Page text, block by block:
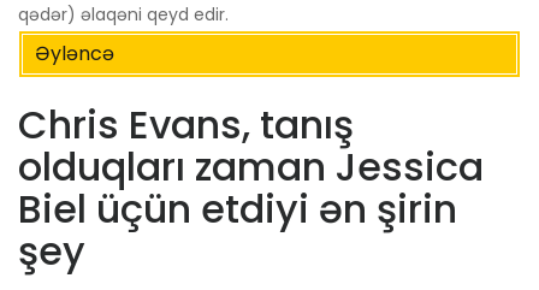
qədər) əlaqəni qeyd edir.
Əyləncə
Chris Evans, tanış
olduqları zaman Jessica
Biel üçün etdiyi ən şirin
şey